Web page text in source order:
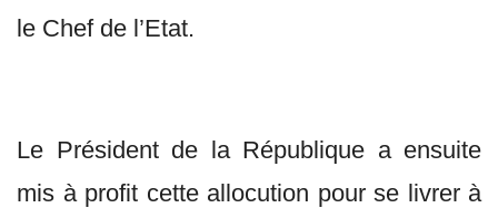
le Chef de l’Etat.
Le Président de la République a ensuite
mis à profit cette allocution pour se livrer à